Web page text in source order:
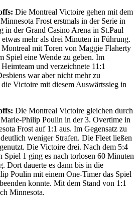
Die Montreal Victoire gehen mit dem
Frost erstmals in der Serie in
in der Grand Casino Arena in St.Paul
mehr als drei Minuten in Führung.
mit Toren von Maggie Flaherty
Spiel eine Wende zu geben. Im
und verzeichnete 11:1
war aber nicht mehr zu
Victoire mit diesem Auswärtssieg in
Die Montreal Victoire gleichen durch
Philip Poulin in der 3. Overtime in
Frost auf 1:1 aus. Im Gegensatz zu
weniger Strafen. Die Fleet ließen
Die Victoire drei. Nach dem 5:4
Spiel 1 ging es nach torlosen 60 Minuten
Dort dauerte es dann bis in die
Poulin mit einem One-Timer das Spiel
konnte. Mit dem Stand von 1:1
Minnesota.